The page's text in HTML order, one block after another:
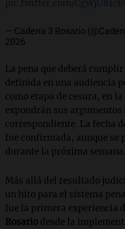
pic.twitter.com/
— Cadena 3 Rosario
2026
La pena que deberá
definida en una audiencia
como etapa de cesura, en
expondrán sus argumentos
correspondiente. La fecha
fue confirmada, aunque se
durante la próxima semana.
Más allá del resultado
un hito para el sistema
fue la primera experiencia
Rosario desde la